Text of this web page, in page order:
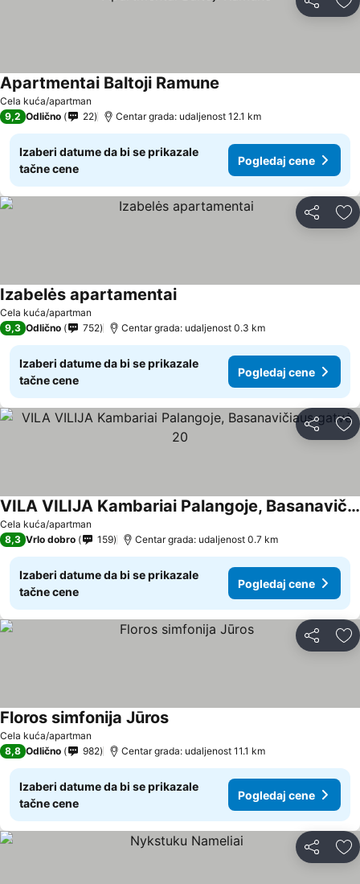
Deli
Cela kuća/apartman
Apartmentai Baltoji Ramune
9,2 Odlično 22 Centar grada: udaljenost 12.1 km
Izaberi datume da bi se prikazale
tačne cene
Pogledaj cene
Deli
Cela kuća/apartman
Izabelės apartamentai
9,3 Odlično 752 Centar grada: udaljenost 0.3 km
Izaberi datume da bi se prikazale
tačne cene
Pogledaj cene
Deli
Cela kuća/apartman
VILA VILIJA Kambariai Palangoje, Basanavičiaus gatvė 20
8,3 Vrlo dobro 159 Centar grada: udaljenost 0.7 km
Izaberi datume da bi se prikazale
tačne cene
Pogledaj cene
Deli
Cela kuća/apartman
Floros simfonija Jūros
8,8 Odlično 982 Centar grada: udaljenost 11.1 km
Izaberi datume da bi se prikazale
tačne cene
Pogledaj cene
Deli